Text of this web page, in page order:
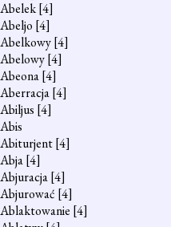
Abelek[4]
Abeljo [4]
Abelkowy[4]
Abelowy[4]
Abeona[4]
Aberracja[4]
Abiljus [4]
Abis
Abiturjent[4]
Abja[4]
Abjuracja[4]
Abjurować [4]
Ablaktowanie [4]